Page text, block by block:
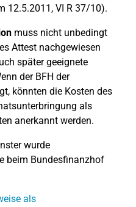
12.5.2011, VI R 37/10).
muss nicht unbedingt
Attest nachgewiesen
später geeignete
der BFH der
könnten die Kosten des
als
anerkannt werden.
wurde
beim Bundesfinanzhof
als